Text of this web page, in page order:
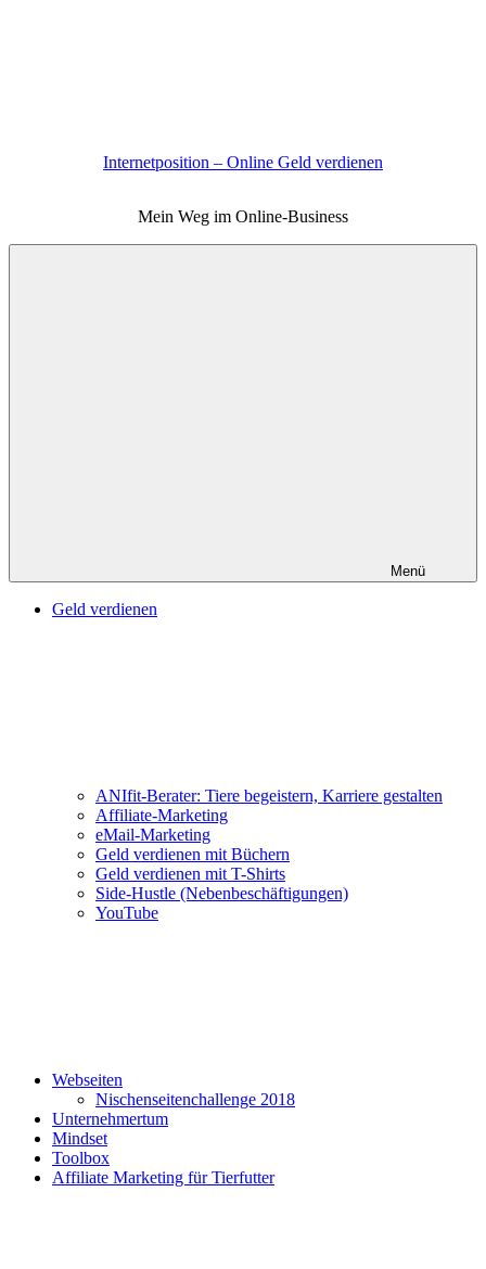
Internetposition – Online Geld verdienen
Mein Weg im Online-Business
Menü
Geld verdienen
ANIfit-Berater: Tiere begeistern, Karriere gestalten
Affiliate-Marketing
eMail-Marketing
Geld verdienen mit Büchern
Geld verdienen mit T-Shirts
Side-Hustle (Nebenbeschäftigungen)
YouTube
Webseiten
Nischenseitenchallenge 2018
Unternehmertum
Mindset
Toolbox
Affiliate Marketing für Tierfutter